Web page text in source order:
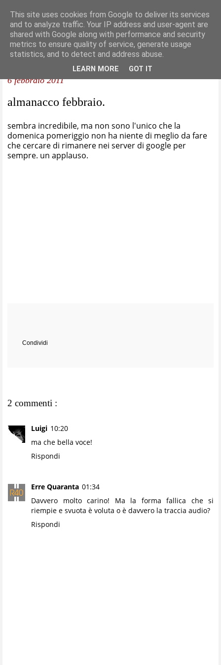
6 febbraio 2011
almanacco febbraio.
sembra incredibile, ma non sono l'unico che la
domenica pomeriggio non ha niente di meglio da fare
che cercare di rimanere nei server di google per
sempre. un applauso.
Condividi
2 commenti :
Luigi 10:20
ma che bella voce!
Rispondi
Erre Quaranta 01:34
Davvero molto carino! Ma la forma fallica che si
riempie e svuota è voluta o è davvero la traccia audio?
Rispondi
This site uses cookies from Google to deliver its services
and to analyze traffic. Your IP address and user-agent are
shared with Google along with performance and security
metrics to ensure quality of service, generate usage
statistics, and to detect and address abuse.
LEARN MORE GOT IT